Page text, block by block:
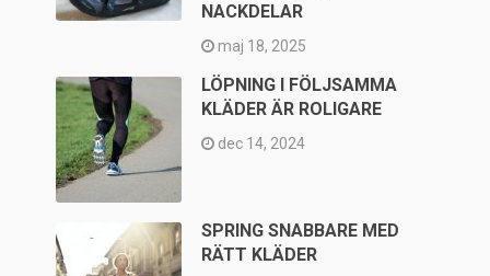
NACKDELAR
maj 18, 2025
LÖPNING I FÖLJSAMMA
KLÄDER ÄR ROLIGARE
dec 14, 2024
SPRING SNABBARE MED
RÄTT KLÄDER